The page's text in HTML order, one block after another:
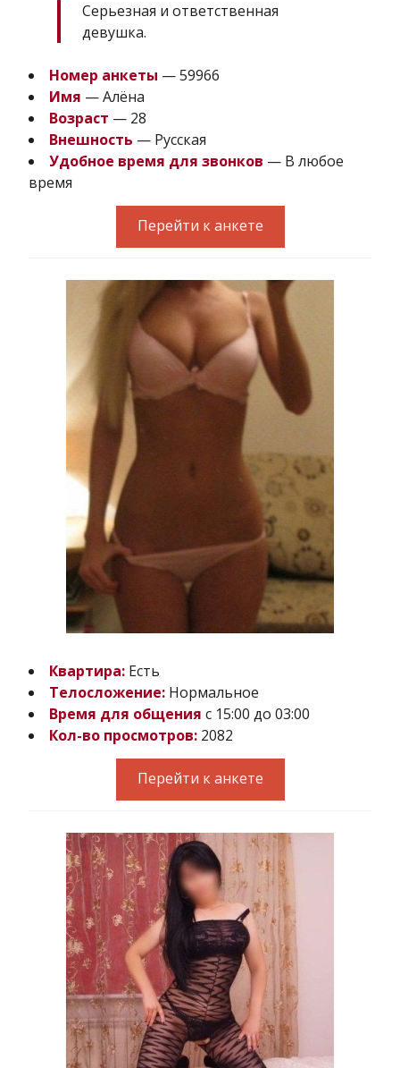
Серьезная и ответственная
девушка.
Номер анкеты — 59966
Имя — Алёна
Возраст — 28
Внешность — Русская
Удобное время для звонков — В любое
время
Перейти к анкете
Квартира: Есть
Телосложение: Нормальное
Время для общения с 15:00 до 03:00
Кол-во просмотров: 2082
Перейти к анкете